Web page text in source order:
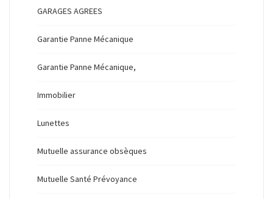
GARAGES AGREES
Garantie Panne Mécanique
Garantie Panne Mécanique,
Immobilier
Lunettes
Mutuelle assurance obsèques
Mutuelle Santé Prévoyance